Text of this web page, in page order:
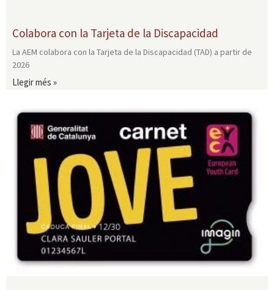
Colabora con la Tarjeta de la Discapacidad
La AEM colabora con la Tarjeta de la Discapacidad (TAD) a partir de
2026
Llegir més »